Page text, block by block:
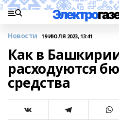
Новости 19 ИЮЛЯ 2023, 13:41
Как в
расходуются
средства